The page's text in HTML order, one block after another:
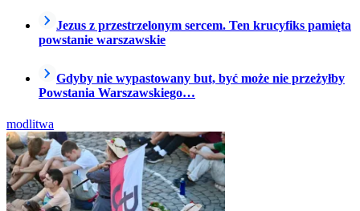
Jezus z przestrzelonym sercem. Ten krucyfiks pamięta
powstanie warszawskie
Gdyby nie wypastowany but, być może nie przeżyłby
Powstania Warszawskiego…
modlitwa